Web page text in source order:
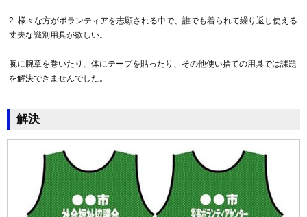
2. 様々な方がボランティアを志願される中で、誰でも着られて繰り返し使える
丈夫な識別用具が欲しい。
腕に腕章を巻いたり、体にテープを貼ったり、その他使い捨ての用具では課題
を解決できませんでした。
解決